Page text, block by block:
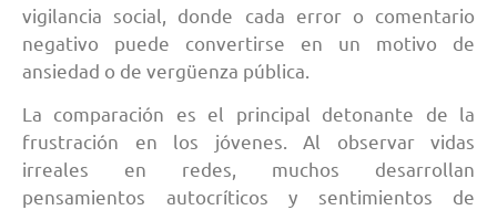
vigilancia social, donde cada error o comentario
negativo puede convertirse en un motivo de
ansiedad o de vergüenza pública.
La comparación es el principal detonante de la
frustración en los jóvenes. Al observar vidas
irreales en redes, muchos desarrollan
pensamientos autocríticos y sentimientos de